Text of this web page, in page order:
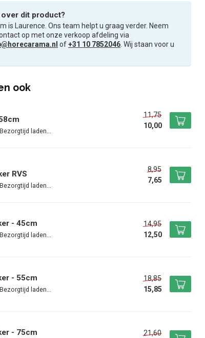
over dit product?
is Laurence. Ons team helpt u graag verder. Neem
op met onze verkoop afdeling via
of+31 10 7852046 . Wij staan voor u
ook
11,75
10,00
RVS
8,95
7,65
- 45cm
14,95
12,50
- 55cm
18,85
15,85
- 75cm
21,60